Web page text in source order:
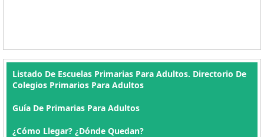
Listado De Escuelas Primarias Para Adultos. Directorio De
Colegios Primarios Para Adultos
Guía De Primarias Para Adultos
¿Cómo Llegar? ¿Dónde Quedan?